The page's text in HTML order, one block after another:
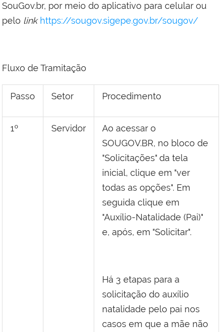
SouGov.br, por meio do aplicativo para celular ou
pelo link https://sougov.sigepe.gov.br/sougov/
Fluxo de Tramitação
Passo Setor Procedimento
1º Servidor
Ao acessar o
SOUGOV.BR, no bloco de
"Solicitações" da tela
inicial, clique em "ver
todas as opções". Em
seguida clique em
"Auxílio-Natalidade (Pai)"
e, após, em "Solicitar".
Há 3 etapas para a
solicitação do auxílio
natalidade pelo pai nos
casos em que a mãe não